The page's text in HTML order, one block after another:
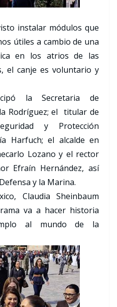
instalar módulos que
útiles a cambio de una
en los atrios de las
el canje es voluntario y
la Secretaria de
Rodríguez; el titular de
y Protección
Harfuch; el alcalde en
Lozano y el rector
Efraín Hernández, así
y la Marina.
Claudia Sheinbaum
va a hacer historia
al mundo de la